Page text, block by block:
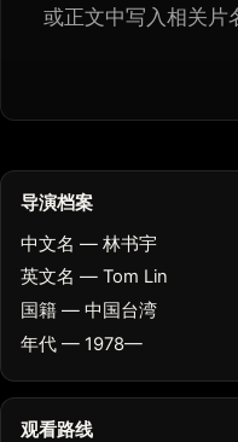
或正文中写入相关片
导演档案
中文名 — 林书宇
英文名 — Tom Lin
国籍 — 中国台湾
年代 — 1978—
观看路线